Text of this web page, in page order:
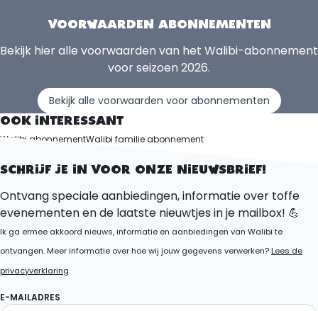
VOORWAARDEN ABONNEMENTEN
Bekijk hier alle voorwaarden van het Walibi-abonnement
voor seizoen 2026.
Bekijk alle voorwaarden voor abonnementen
OOK INTERESSANT
Walibi abonnementWalibi familie abonnement
SCHRIJF JE IN VOOR ONZE NIEUWSBRIEF!
Ontvang speciale aanbiedingen, informatie over toffe
evenementen en de laatste nieuwtjes in je mailbox! 💪
Ik ga ermee akkoord nieuws, informatie en aanbiedingen van Walibi te
ontvangen. Meer informatie over hoe wij jouw gegevens verwerken?Lees de
privacyverklaring
E-MAILADRES